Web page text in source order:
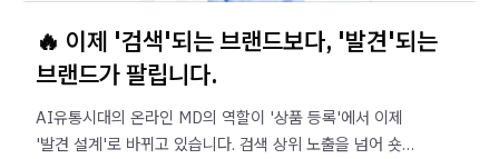
🔥 이제 '검색'되는 브랜드보다, '발견'되는
브랜드가 팔립니다.
AI유통시대의 온라인 MD의 역할이 '상품 등록'에서 이제
'발견 설계'로 바뀌고 있습니다. 검색 상위 노출을 넘어 숏폼,